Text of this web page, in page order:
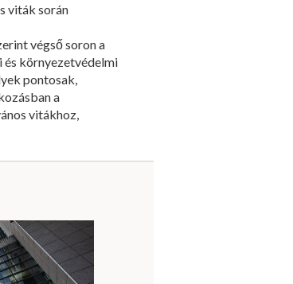
viták során
végső soron a
és környezetvédelmi
pontosak,
a
vitákhoz,